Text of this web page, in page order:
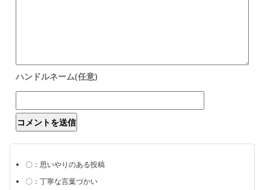
〇：思いやりのある投稿
〇：丁寧な言葉づかい